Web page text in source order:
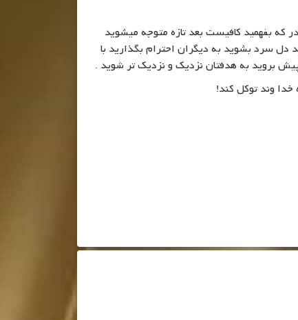
دارید مهم نیست همینقدر که بفهمید کافیست بعد تازه متوجه میشوید
دل سرد بشوید به دیگران احترام بگذارید با
بروید به هدفتان نزدیک و نزدیک تر شوید .
وند توکل کند!